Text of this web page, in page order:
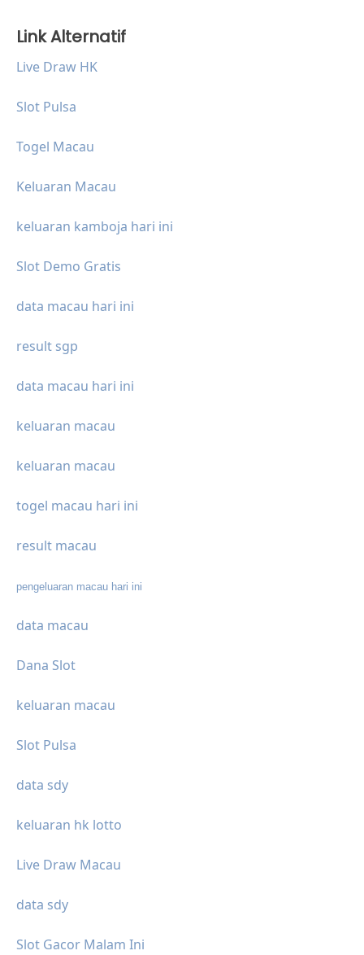
Link Alternatif
Live Draw HK
Slot Pulsa
Togel Macau
Keluaran Macau
keluaran kamboja hari ini
Slot Demo Gratis
data macau hari ini
result sgp
data macau hari ini
keluaran macau
keluaran macau
togel macau hari ini
result macau
pengeluaran macau hari ini
data macau
Dana Slot
keluaran macau
Slot Pulsa
data sdy
keluaran hk lotto
Live Draw Macau
data sdy
Slot Gacor Malam Ini